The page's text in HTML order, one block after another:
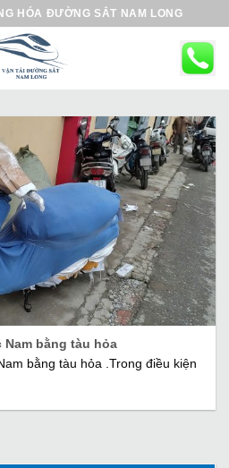
HÓA ĐƯỜNG SẮT NAM LONG
Nam bằng tàu hỏa
bằng tàu hỏa .Trong điều kiện